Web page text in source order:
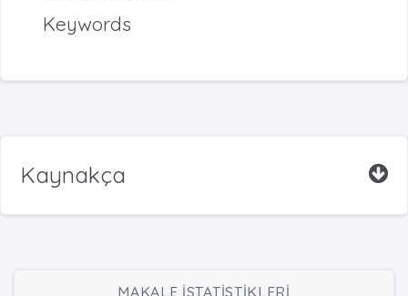
Keywords
Kaynakça
MAKALE İSTATİSTİKLERİ